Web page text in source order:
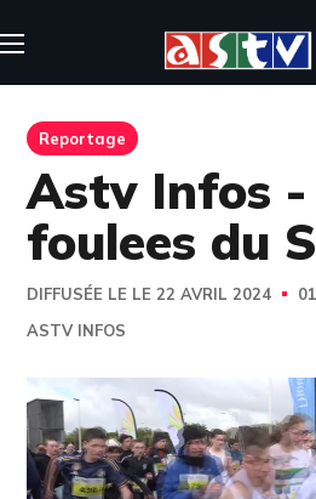
Reportage
Astv Infos -
foulees du
DIFFUSÉE LE LE 22 AVRIL 2024
ASTV INFOS